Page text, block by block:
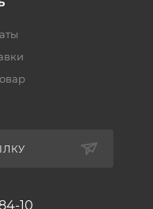
10